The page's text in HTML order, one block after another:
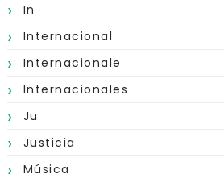
In
Internacional
Internacionale
Internacionales
Ju
Justicia
Música